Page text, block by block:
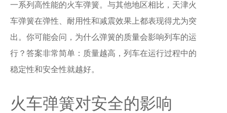
一系列高性能的火车弹簧。与其他地区相比，天津火
车弹簧在弹性、耐用性和减震效果上都表现得尤为突
出。你可能会问，为什么弹簧的质量会影响列车的运
行？答案非常简单：质量越高，列车在运行过程中的
稳定性和安全性就越好。
火车弹簧对安全的影响